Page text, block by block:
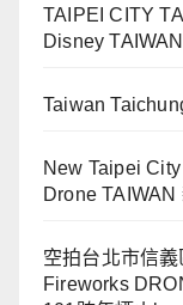
TAIPEI CITY
Disney TAIWAN
Taiwan
New Taipei
Drone
空拍台北市信
Fireworks